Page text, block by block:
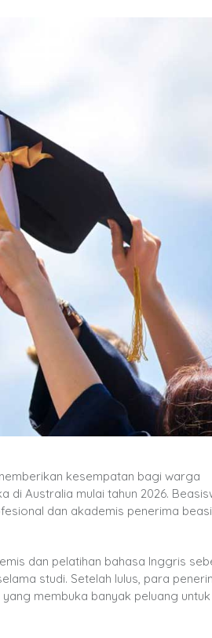
kesempatan bagi warga
Australia mulai tahun 2026.
dan akademis penerima
dan pelatihan bahasa Inggris
studi. Setelah lulus, para
membuka banyak peluang untuk